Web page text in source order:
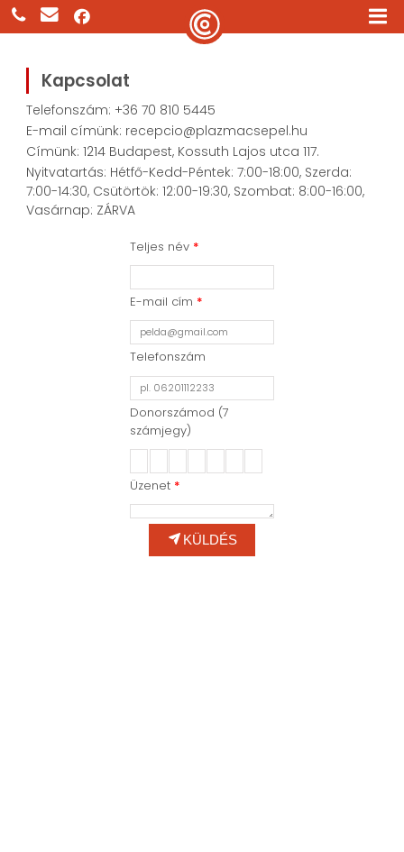
Kapcsolat
Telefonszám: +36 70 810 5445
E-mail címünk: recepcio@plazmacsepel.hu
Címünk: 1214 Budapest, Kossuth Lajos utca 117.
Nyitvatartás: Hétfő-Kedd-Péntek: 7:00-18:00, Szerda:
7:00-14:30, Csütörtök: 12:00-19:30, Szombat: 8:00-16:00,
Vasárnap: ZÁRVA
Teljes név *
E-mail cím *
Telefonszám
Donorszámod (7
számjegy)
Üzenet *
KÜLDÉS